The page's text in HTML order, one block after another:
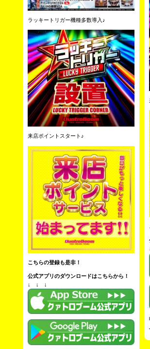
ラッキートリガー機種多数導入♪
来店ポイントスタート♪
こちらの登録も是非！
公式アプリのダウンロードはこちらから！
↓ ↓ ↓